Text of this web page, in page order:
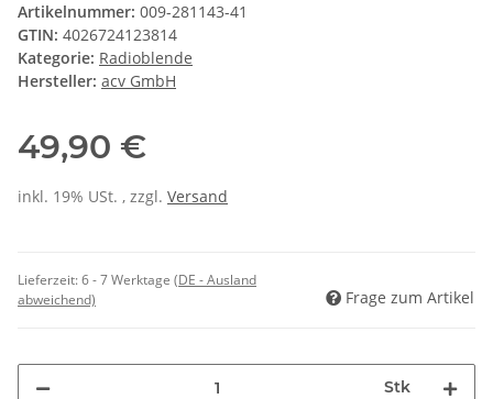
Artikelnummer: 009-281143-41
GTIN: 4026724123814
Kategorie: Radioblende
Hersteller: acv GmbH
49,90 €
inkl. 19% USt. , zzgl. Versand
Lieferzeit:6 - 7 Werktage (DE - Ausland
abweichend)
Frage zum Artikel
Stk